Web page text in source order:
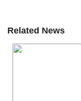
Related News